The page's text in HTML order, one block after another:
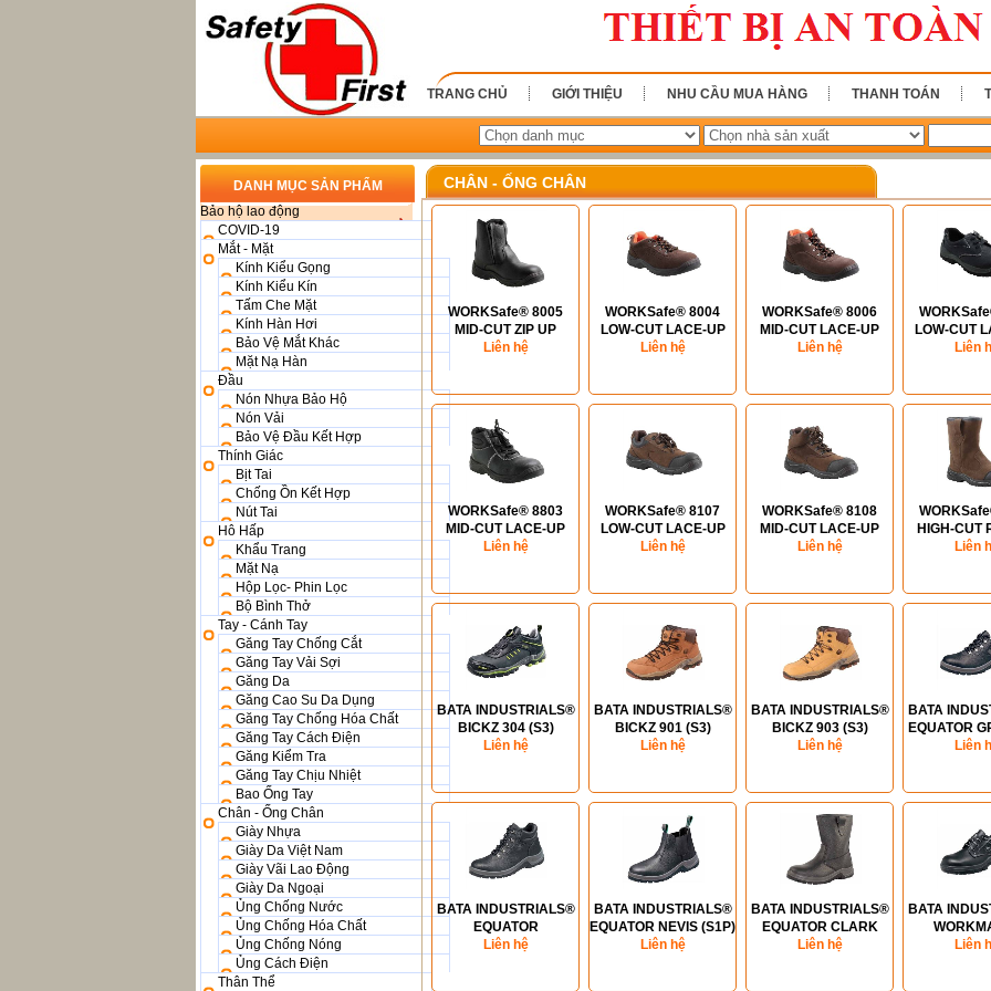
TRANG CHỦ GIỚI THIỆU NHU CẦU MUA HÀNG THANH TOÁN
DANH MỤC SẢN PHẨM
Bảo hộ lao động
COVID-19
Mắt - Mặt
Kính Kiểu Gọng
Kính Kiểu Kín
Tấm Che Mặt
Kính Hàn Hơi
Bảo Vệ Mắt Khác
Mặt Nạ Hàn
Đầu
Nón Nhựa Bảo Hộ
Nón Vải
Bảo Vệ Đầu Kết Hợp
Thính Giác
Bịt Tai
Chống Ồn Kết Hợp
Nút Tai
Hô Hấp
Khẩu Trang
Mặt Nạ
Hộp Lọc- Phin Lọc
Bộ Bình Thở
Tay - Cánh Tay
Găng Tay Chống Cắt
Găng Tay Vải Sợi
Găng Da
Găng Cao Su Da Dụng
Găng Tay Chống Hóa Chất
Găng Tay Cách Điện
Găng Kiểm Tra
Găng Tay Chịu Nhiệt
Bao Ống Tay
Chân - Ống Chân
Giày Nhựa
Giày Da Việt Nam
Giày Vãi Lao Động
Giày Da Ngoại
Ủng Chống Nước
Ủng Chống Hóa Chất
Ủng Chống Nóng
Ủng Cách Điện
Thân Thể
CHÂN - ỐNG CHÂN
WORKSafe® 8005
MID-CUT ZIP UP
BOOTS (S1P)
Liên hệ
WORKSafe® 8004
LOW-CUT LACE-UP
SHOES (S1P)
Liên hệ
WORKSafe® 8006
MID-CUT LACE-UP
ANKLE BOOTS (S1P)
Liên hệ
LOW-CUT
SHOES
Liên
WORKSafe® 8803
MID-CUT LACE-UP
SHOES (S1P)
Liên hệ
WORKSafe® 8107
LOW-CUT LACE-UP
SHOES (S3)
Liên hệ
WORKSafe® 8108
MID-CUT LACE-UP
SHOES (S3)
Liên hệ
HIGH-CUT
BOOTS
Liên
BATA INDUSTRIALS®
BICKZ 304 (S3)
Liên hệ
BATA INDUSTRIALS®
BICKZ 901 (S3)
Liên hệ
BATA INDUSTRIALS®
BICKZ 903 (S3)
Liên hệ
BATA
EQUATOR
Liên
BATA INDUSTRIALS®
EQUATOR
BARBADOS (S1P)
Liên hệ
BATA INDUSTRIALS®
EQUATOR NEVIS (S1P)
Liên hệ
BATA INDUSTRIALS®
EQUATOR CLARK
(S1P)
Liên hệ
BATA
Liên